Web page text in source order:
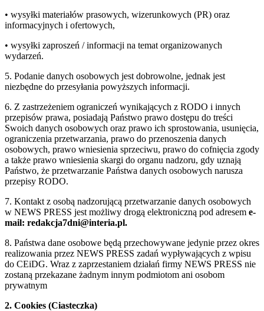
• wysyłki materiałów prasowych, wizerunkowych (PR) oraz
informacyjnych i ofertowych,
• wysyłki zaproszeń / informacji na temat organizowanych
wydarzeń.
5. Podanie danych osobowych jest dobrowolne, jednak jest
niezbędne do przesyłania powyższych informacji.
6. Z zastrzeżeniem ograniczeń wynikających z RODO i innych
przepisów prawa, posiadają Państwo prawo dostępu do treści
Swoich danych osobowych oraz prawo ich sprostowania, usunięcia,
ograniczenia przetwarzania, prawo do przenoszenia danych
osobowych, prawo wniesienia sprzeciwu, prawo do cofnięcia zgody
a także prawo wniesienia skargi do organu nadzoru, gdy uznają
Państwo, że przetwarzanie Państwa danych osobowych narusza
przepisy RODO.
7. Kontakt z osobą nadzorującą przetwarzanie danych osobowych
w NEWS PRESS jest możliwy drogą elektroniczną pod adresem e-
mail: redakcja7dni@interia.pl.
8. Państwa dane osobowe będą przechowywane jedynie przez okres
realizowania przez NEWS PRESS zadań wypływających z wpisu
do CEiDG. Wraz z zaprzestaniem działań firmy NEWS PRESS nie
zostaną przekazane żadnym innym podmiotom ani osobom
prywatnym
2. Cookies (Ciasteczka)